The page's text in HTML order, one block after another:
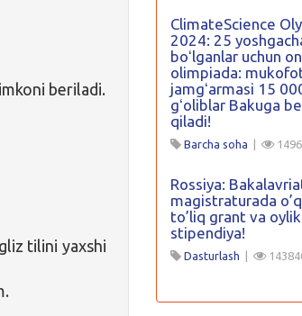
beriladi.
tilini yaxshi
ClimateScience
2024: 25
boʻlganlar uchun
olimpiada:
jamgʻarmasi 15
gʻoliblar Bakuga
qiladi!
Barcha soha
Rossiya:
magistraturada
to’liq grant va oylik
stipendiya!
Dasturlash